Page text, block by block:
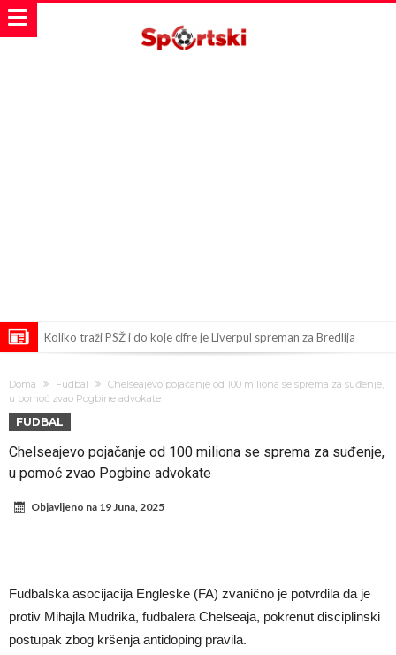
Koliko traži PSŽ i do koje cifre je Liverpul spreman za Bredlija
Direktor FIA o drami Formule 1: “Ne možemo da idemo toliko
daleko”
Prva ponuda za Leaa – odbijena!
Zašto je nepoznati italijanski petoligaš dobio čudesan stadion od 62
država traži pravdu
Doma Fudbal
Chelseajevo pojačanje od 100 miliona se sprema za suđenje,
u pomoć zvao Pogbine advokate
FUDBAL
Chelseajevo pojačanje od 100 miliona se sprema za suđenje,
u pomoć zvao Pogbine advokate
Objavljeno na 19 Juna, 2025
Fudbalska asocijacija Engleske (FA) zvanično je potvrdila da je
protiv Mihajla Mudrika, fudbalera Chelseaja, pokrenut disciplinski
postupak zbog kršenja antidoping pravila.